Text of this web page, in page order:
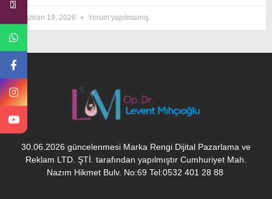
Haziran 19, 2026 Yorum yapılmamış
30.06.2026 güncelenmesi Marka Rengi Dijital Pazarlama ve
Reklam LTD. ŞTİ. tarafından yapılmıştır Cumhuriyet Mah.
Nazım Hikmet Bulv. No:69 Tel:0532 401 28 88